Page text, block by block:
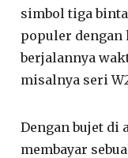
simbol tiga
populer dengan
berjalannya
misalnya seri
Dengan bujet di
membayar